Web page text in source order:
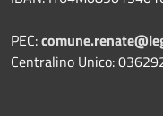
PEC:
Centralino Unico: